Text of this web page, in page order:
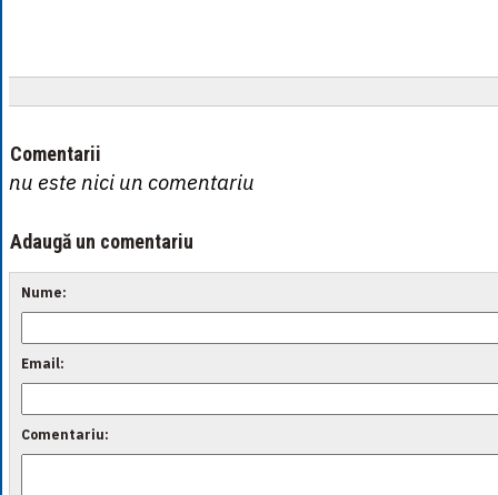
Comentarii
nu este nici un comentariu
Adaugă un comentariu
Nume:
Email:
Comentariu: